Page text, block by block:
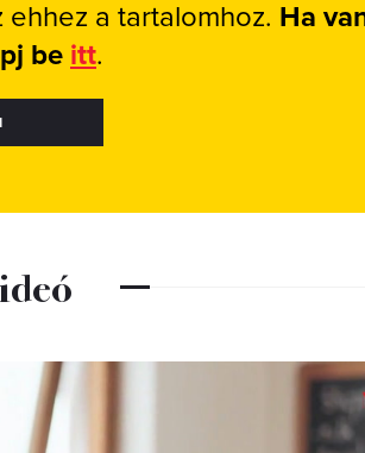
a tartalomhoz. Ha
be itt.